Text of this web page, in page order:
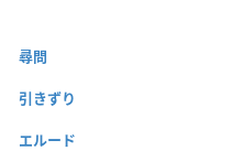
尋問
引きずり
エルード